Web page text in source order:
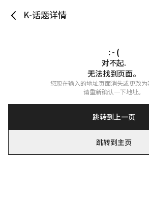
K-话题详情
: - (
对不起.
无法找到页面。
您现在输入的地址页面消失或更改为
请重新确认一下地址。
跳转到上一页
跳转到主页